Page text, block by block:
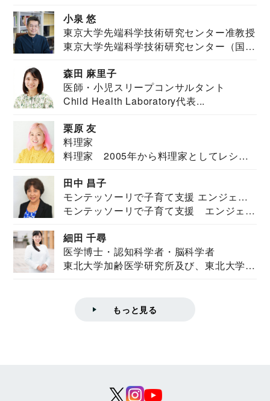
小泉 悠
東京大学先端科学技術研究センター准教授
東京大学先端科学技術研究センター（国際
森田 麻里子
医師・小児スリープコンサルタント
Child Health Laboratory代表...
栗原 友
料理家
料理家 2005年から料理家としてレシピ
田中 昌子
モンテッソーリで子育て支援 エンジェル
ズハウス研究所所長
モンテッソーリで子育て支援 エンジェル
細田 千尋
医学博士・認知科学者・脳科学者
東北大学加齢医学研究所及び、東北大学大
もっと見る